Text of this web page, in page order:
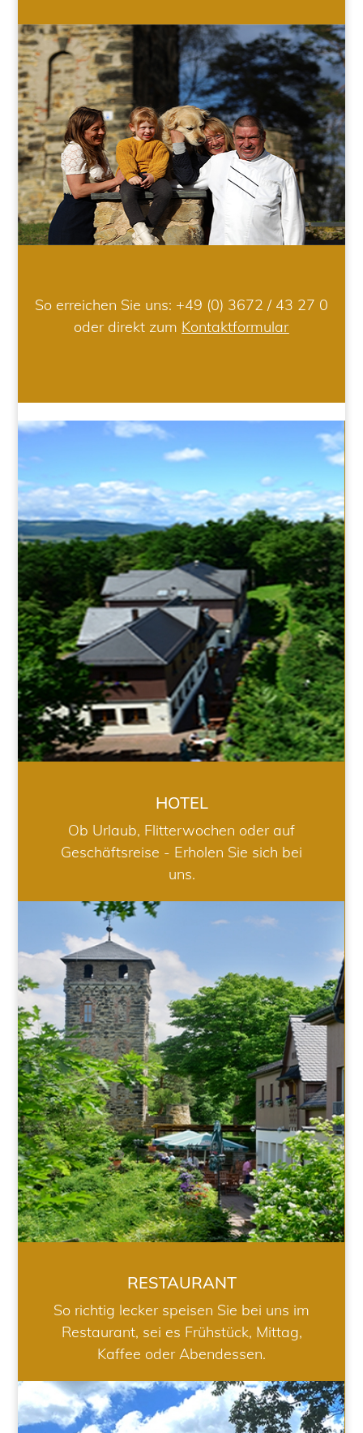
So erreichen Sie uns: +49 (0) 3672 / 43 27 0
oder direkt zum Kontaktformular
HOTEL
HOTEL
Ob Urlaub, Flitterwochen oder auf
Geschäftsreise - Erholen Sie sich bei
uns.
RESTAURANT
RESTAURANT
So richtig lecker speisen Sie bei uns im
Restaurant, sei es Frühstück, Mittag,
Kaffee oder Abendessen.